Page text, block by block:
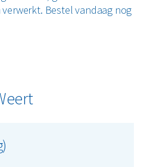
Bestel vandaag nog